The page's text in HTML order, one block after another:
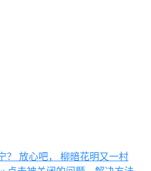
？ 放心吧， 柳暗花明又一村